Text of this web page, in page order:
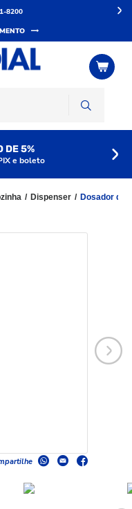
8200
DE 5%
e boleto
Dispenser Dosador de